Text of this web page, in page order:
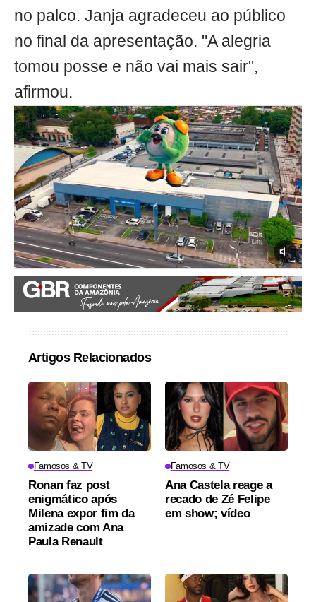
no palco. Janja agradeceu ao público
no final da apresentação. "A alegria
tomou posse e não vai mais sair",
afirmou.
Artigos Relacionados
Famosos & TV
Ronan faz post
enigmático após
Milena expor fim da
amizade com Ana
Paula Renault
Famosos & TV
Ana Castela reage a
recado de Zé Felipe
em show; vídeo